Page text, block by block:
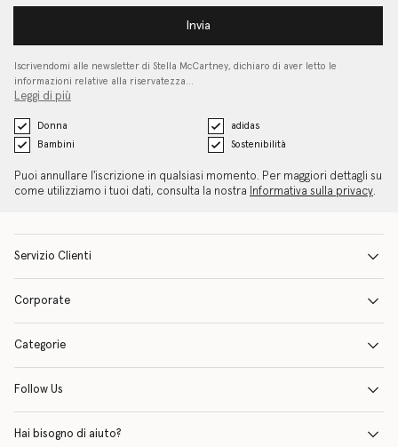
Invia
Iscrivendomi alle newsletter di Stella McCartney, dichiaro di aver letto le
informazioni relative alla riservatezza…
Leggi di più
Donna
adidas
Bambini
Sostenibilità
Puoi annullare l'iscrizione in qualsiasi momento. Per maggiori dettagli su
come utilizziamo i tuoi dati, consulta la nostra
Informativa sulla privacy.
Servizio Clienti
Corporate
Categorie
Follow Us
Hai bisogno di aiuto?